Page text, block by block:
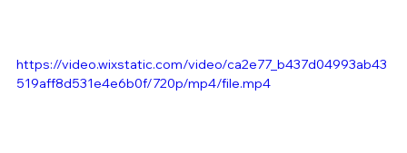
https://video.wixstatic.com/video/ca2e77_b437d04993ab43
519aff8d531e4e6b0f/720p/mp4/file.mp4